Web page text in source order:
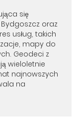
się
oraz
usług, takich
mapy do
Geodeci z
wieloletnie
najnowszych
na